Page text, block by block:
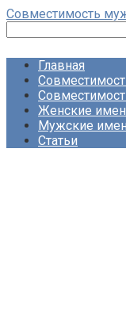
Перейти
контенту
Совместимость
Главная
Женские
Мужские
Статьи